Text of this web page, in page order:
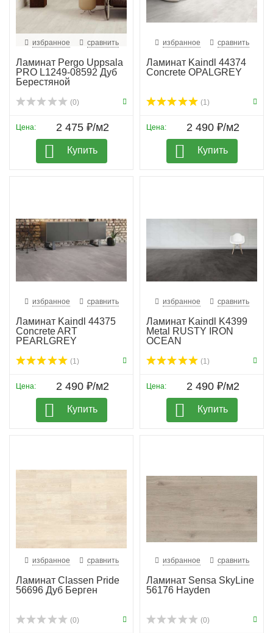
избранное сравнить
Ламинат Pergo Uppsala
PRO L1249-08592 Дуб
Берестяной
(0)
Цена: 2 475 ₽/м2
Купить
избранное сравнить
Ламинат Kaindl 44374
Concrete OPALGREY
(1)
Цена: 2 490 ₽/м2
Купить
избранное сравнить
Ламинат Kaindl 44375
Concrete ART
PEARLGREY
(1)
Цена: 2 490 ₽/м2
Купить
избранное сравнить
Ламинат Kaindl K4399
Metal RUSTY IRON
OCEAN
(1)
Цена: 2 490 ₽/м2
Купить
избранное сравнить
Ламинат Classen Pride
56696 Дуб Берген
(0)
избранное сравнить
Ламинат Sensa SkyLine
56176 Hayden
(0)